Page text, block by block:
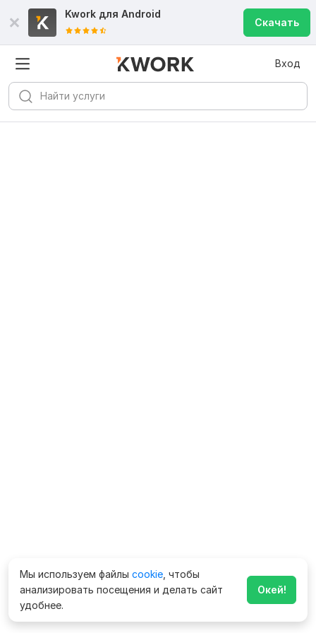
Kwork для Android
Скачать
Вход
Мы используем файлы cookie , чтобы
анализировать посещения и делать сайт
удобнее.
Окей!